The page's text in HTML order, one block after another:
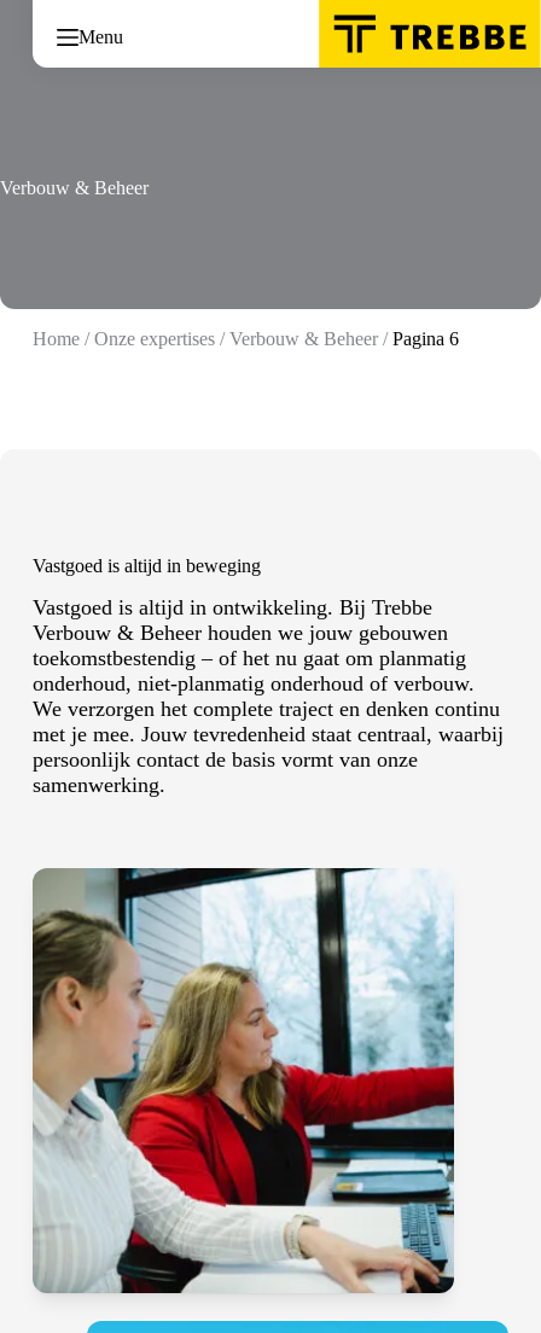
inhoud
Menu
Verbouw & Beheer
Home/Onze expertises/Verbouw & Beheer/Pagina 6
Vastgoed is altijd in beweging
Vastgoed is altijd in ontwikkeling. Bij Trebbe
Verbouw & Beheer houden we jouw gebouwen
toekomstbestendig – of het nu gaat om planmatig
onderhoud, niet-planmatig onderhoud of verbouw.
We verzorgen het complete traject en denken continu
met je mee. Jouw tevredenheid staat centraal, waarbij
persoonlijk contact de basis vormt van onze
samenwerking.